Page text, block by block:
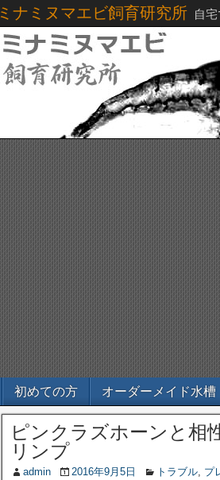
ミナミヌマエビ飼育研究所 自
初めての方 オーダーメイド水槽
ピンクラズホーンと相
リンプ
admin 2016年9月5日 トラブル, プ